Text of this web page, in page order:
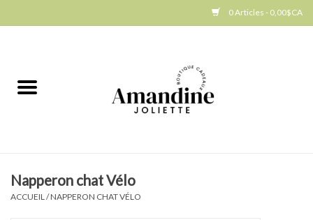
0 Articles - 0,00$CA
Art de la table
Napperon chat Vélo
ACCUEIL /NAPPERON CHAT VÉLO